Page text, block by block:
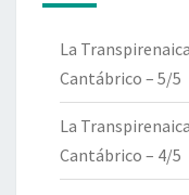
La
Cantábrico – 5/5
La
Cantábrico – 4/5